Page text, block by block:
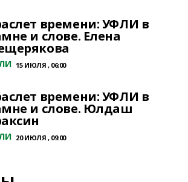
времени: УФЛИ в
и слове. Елена
15 ИЮЛЯ , 06:00
времени: УФЛИ в
и слове. Юлдаш
20 ИЮЛЯ , 09:00